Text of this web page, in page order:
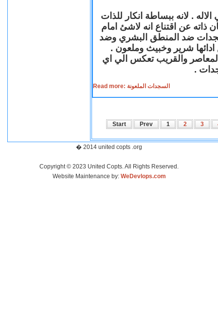
. لانه ببساطة انكار للذات
ذاته عن اقتناع انه لاشئ امام
ضد المنطق البشري وضد
ادائها شرير وخبيث وملعون .
المعاصر والقريب تعكس الي اي
.
Read more: السجدات الملعونة
Start Prev 1 2 3
� 2014 united copts .org
Copyright © 2023 United Copts. All Rights Reserved.
Website Maintenance by: WeDevlops.com